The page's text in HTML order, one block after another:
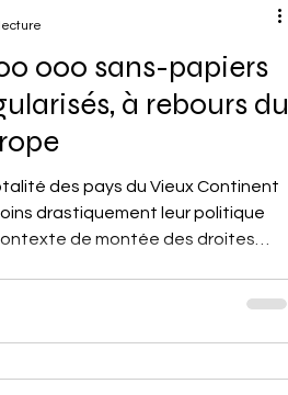
000 sans-papiers
à rebours du
des pays du Vieux Continent
drastiquement leur politique
de montée des droites